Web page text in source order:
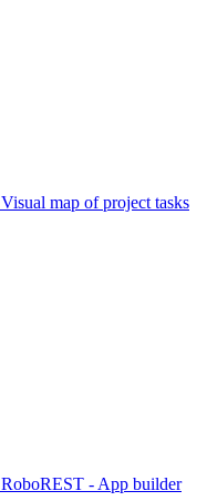
Visual map of project tasks
RoboREST - App builder